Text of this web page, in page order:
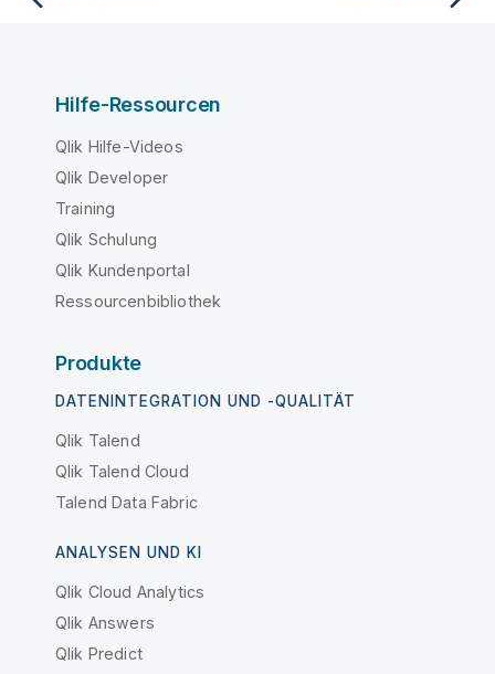
Hilfe-Ressourcen
Qlik Hilfe-Videos
Qlik Developer
Training
Qlik Schulung
Qlik Kundenportal
Ressourcenbibliothek
Produkte
DATENINTEGRATION UND -QUALITÄT
Qlik Talend
Qlik Talend Cloud
Talend Data Fabric
ANALYSEN UND KI
Qlik Cloud Analytics
Qlik Answers
Qlik Predict